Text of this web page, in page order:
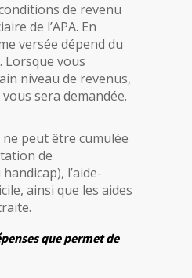
de revenu
de l’APA. En
versée dépend du
Lorsque vous
niveau de revenus,
sera demandée.
ne peut être cumulée
de
l’aide-
ainsi que les aides
que permet de